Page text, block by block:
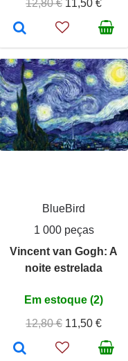
12,80 € 11,50 €
BlueBird
1 000 peças
Vincent van Gogh: A
noite estrelada
Em estoque (2)
12,80 € 11,50 €